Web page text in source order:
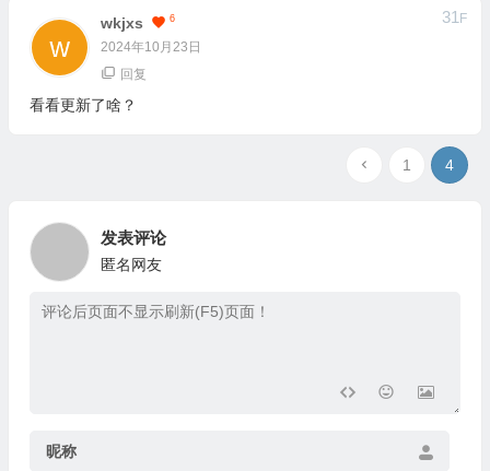
Wkjxs 6
2024年10月23日
31 F
回复
看看更新了啥？
1 4
发表评论
匿名网友
昵称